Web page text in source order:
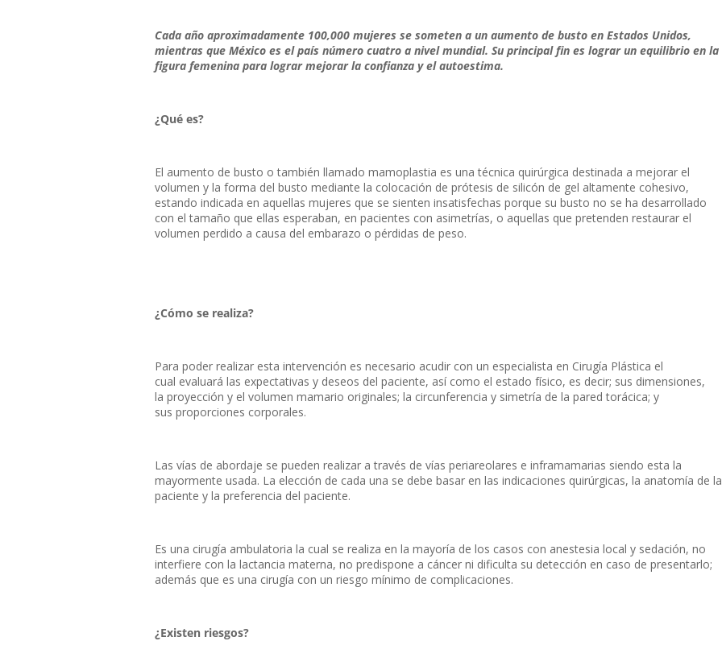
Cada año aproximadamente 100,000 mujeres se someten a un aumento de busto en Estados Unidos,
mientras que México es el país número cuatro a nivel mundial. Su principal fin es lograr un equilibrio en la
figura femenina para lograr mejorar la confianza y el autoestima.
¿Qué es?
El aumento de busto o también llamado mamoplastia es una técnica quirúrgica destinada a mejorar el
volumen y la forma del busto mediante la colocación de prótesis de silicón de gel altamente cohesivo,
estando indicada en aquellas mujeres que se sienten insatisfechas porque su busto no se ha desarrollado
con el tamaño que ellas esperaban, en pacientes con asimetrías, o aquellas que pretenden restaurar el
volumen perdido a causa del embarazo o pérdidas de peso.
¿Cómo se realiza?
Para poder realizar esta intervención es necesario acudir con un especialista en Cirugía Plástica el
cual evaluará las expectativas y deseos del paciente, así como el estado físico, es decir; sus dimensiones,
la proyección y el volumen mamario originales; la circunferencia y simetría de la pared torácica; y
sus proporciones corporales.
Las vías de abordaje se pueden realizar a través de vías periareolares e inframamarias siendo esta la
mayormente usada. La elección de cada una se debe basar en las indicaciones quirúrgicas, la anatomía de la
paciente y la preferencia del paciente.
Es una cirugía ambulatoria la cual se realiza en la mayoría de los casos con anestesia local y sedación, no
interfiere con la lactancia materna, no predispone a cáncer ni dificulta su detección en caso de presentarlo;
además que es una cirugía con un riesgo mínimo de complicaciones.
¿Existen riesgos?